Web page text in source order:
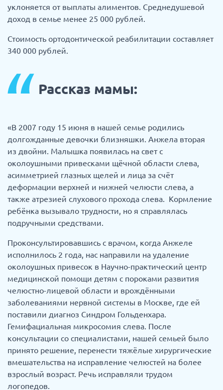
уклоняется от выплаты алиментов. Среднедушевой
доход в семье менее 25 000 рублей.
Стоимость ортодонтической реабилитации составляет
340 000 рублей.
Рассказ мамы:
«В 2007 году 15 июня в нашей семье родились
долгожданные девочки близняшки. Анжела вторая
из двойни. Малышка появилась на свет с
околоушными привесками щёчной области слева,
асимметрией глазных щелей и лица за счёт
деформации верхней и нижней челюсти слева, а
также атрезией слухового прохода слева. Кормление
ребёнка вызывало трудности, но я справлялась
подручными средствами.
Проконсультировавшись с врачом, когда Анжеле
исполнилось 2 года, нас направили на удаление
околоушных привесок в Научно-практический центр
медицинской помощи детям с пороками развития
челюстно-лицевой области и врождёнными
заболеваниями нервной системы в Москве, где ей
поставили диагноз Синдром Гольденхара.
Гемифациальная микросомия слева. После
консультации со специалистами, нашей семьей было
принято решение, перенести тяжёлые хирургические
вмешательства на исправление челюстей на более
взрослый возраст. Речь исправляли трудом
логопедов.